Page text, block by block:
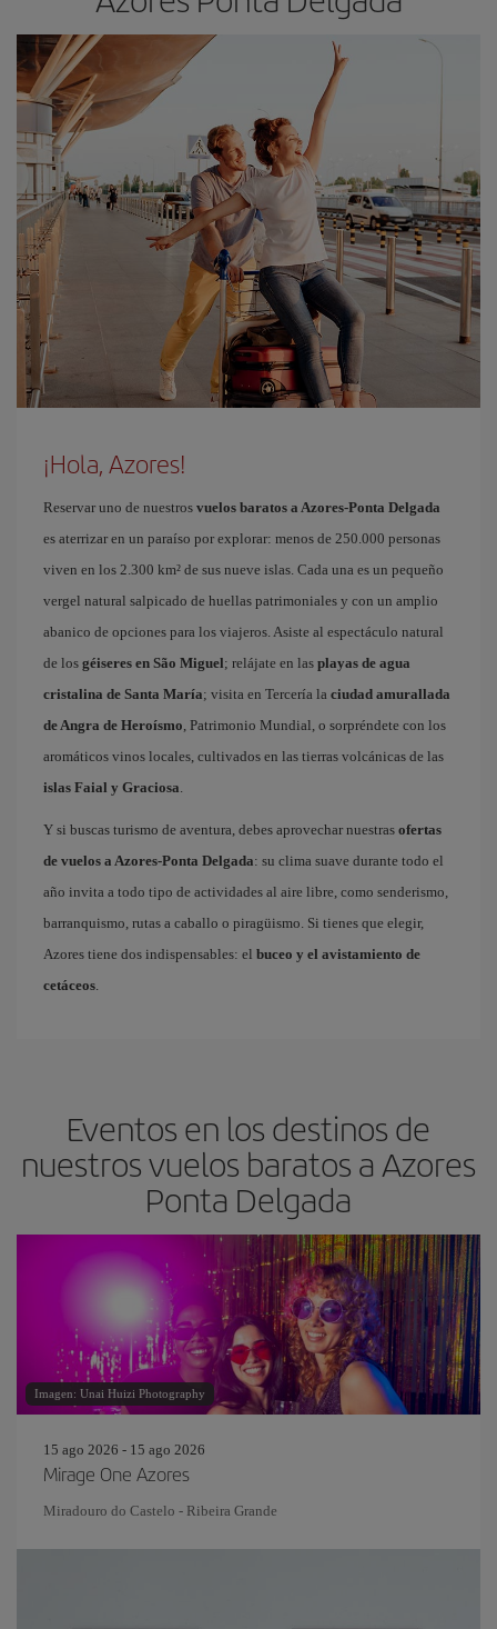
¡Hola, Azores!
Reservar uno de nuestros vuelos baratos a Azores-Ponta Delgada
es aterrizar en un paraíso por explorar: menos de 250.000 personas
viven en los 2.300 km² de sus nueve islas. Cada una es un pequeño
vergel natural salpicado de huellas patrimoniales y con un amplio
abanico de opciones para los viajeros. Asiste al espectáculo natural
de los géiseres en São Miguel; relájate en las playas de agua
cristalina de Santa María; visita en Tercería la ciudad amurallada
de Angra de Heroísmo , Patrimonio Mundial, o sorpréndete con los
aromáticos vinos locales, cultivados en las tierras volcánicas de las
islas Faial y Graciosa
Y si buscas turismo de aventura, debes aprovechar nuestras ofertas
de vuelos a Azores-Ponta Delgada: su clima suave durante todo el
año invita a todo tipo de actividades al aire libre, como senderismo,
barranquismo, rutas a caballo o piragüismo. Si tienes que elegir,
Azores tiene dos indispensables: el buceo y el avistamiento de
cetáceos
Eventos en los destinos de
nuestros vuelos baratos a Azores
Ponta Delgada
Imagen: Unai Huizi Photography
15 ago 2026 - 15 ago 2026
Mirage One Azores
Miradouro do Castelo - Ribeira Grande